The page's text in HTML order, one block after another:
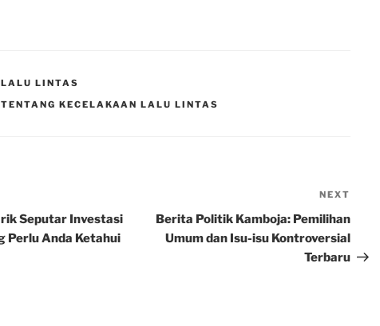
LINTAS
KECELAKAAN LALU LINTAS
Seputar Investasi
Perlu Anda Ketahui
Post
NEXT
Berita Politik Kamboja: Pemilihan
Umum dan Isu-isu Kontroversial
Terbaru